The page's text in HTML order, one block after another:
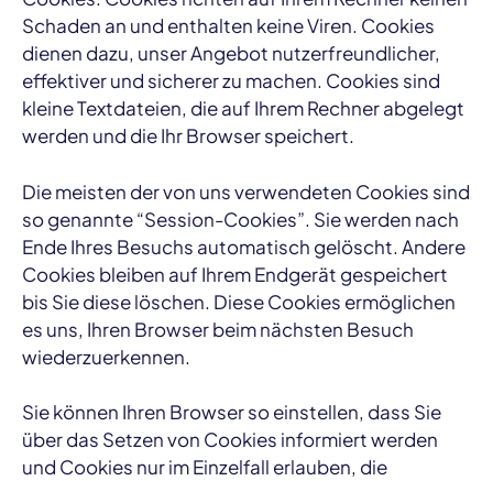
Schaden an und enthalten keine Viren. Cookies
dienen dazu, unser Angebot nutzerfreundlicher,
effektiver und sicherer zu machen. Cookies sind
kleine Textdateien, die auf Ihrem Rechner abgelegt
werden und die Ihr Browser speichert.
Die meisten der von uns verwendeten Cookies sind
so genannte “Session-Cookies”. Sie werden nach
Ende Ihres Besuchs automatisch gelöscht. Andere
Cookies bleiben auf Ihrem Endgerät gespeichert
bis Sie diese löschen. Diese Cookies ermöglichen
es uns, Ihren Browser beim nächsten Besuch
wiederzuerkennen.
Sie können Ihren Browser so einstellen, dass Sie
über das Setzen von Cookies informiert werden
und Cookies nur im Einzelfall erlauben, die